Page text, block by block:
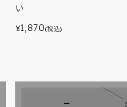
い
¥1,870(税込)